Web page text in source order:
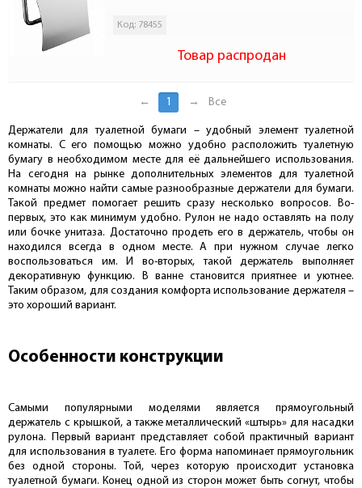
Код: 78455
Товар распродан
← 1 → Все
Держатели для туалетной бумаги – удобный элемент туалетной
комнаты. С его помощью можно удобно расположить туалетную
бумагу в необходимом месте для её дальнейшего использования.
На сегодня на рынке дополнительных элементов для туалетной
комнаты можно найти самые разнообразные держатели для бумаги.
Такой предмет помогает решить сразу несколько вопросов. Во-
первых, это как минимум удобно. Рулон не надо оставлять на полу
или бочке унитаза. Достаточно продеть его в держатель, чтобы он
находился всегда в одном месте. А при нужном случае легко
воспользоваться им. И во-вторых, такой держатель выполняет
декоративную функцию. В ванне становится приятнее и уютнее.
Таким образом, для создания комфорта использование держателя –
это хороший вариант.
Особенности конструкции
Самыми популярными моделями является прямоугольный
держатель с крышкой, а также металлический «штырь» для насадки
рулона. Первый вариант представляет собой практичный вариант
для использования в туалете. Его форма напоминает прямоугольник
без одной стороны. Той, через которую происходит установка
туалетной бумаги. Конец одной из сторон может быть согнут, чтобы